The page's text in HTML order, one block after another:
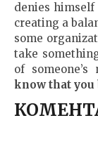
denies
creating a
some
take
of
know that you